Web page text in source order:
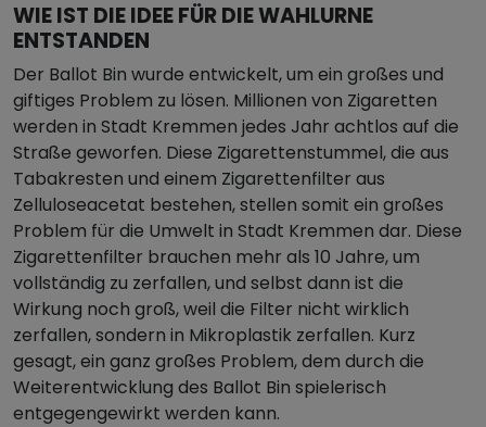
WIE IST DIE IDEE FÜR DIE WAHLURNE
ENTSTANDEN
Der Ballot Bin wurde entwickelt, um ein großes und
giftiges Problem zu lösen. Millionen von Zigaretten
werden in Stadt Kremmen jedes Jahr achtlos auf die
Straße geworfen. Diese Zigarettenstummel, die aus
Tabakresten und einem Zigarettenfilter aus
Zelluloseacetat bestehen, stellen somit ein großes
Problem für die Umwelt in Stadt Kremmen dar. Diese
Zigarettenfilter brauchen mehr als 10 Jahre, um
vollständig zu zerfallen, und selbst dann ist die
Wirkung noch groß, weil die Filter nicht wirklich
zerfallen, sondern in Mikroplastik zerfallen. Kurz
gesagt, ein ganz großes Problem, dem durch die
Weiterentwicklung des Ballot Bin spielerisch
entgegengewirkt werden kann.